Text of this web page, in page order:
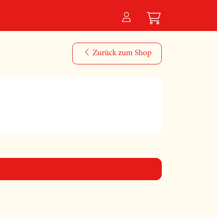
Zurück zum Shop